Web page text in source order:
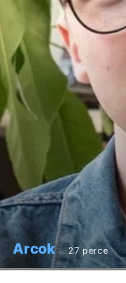
Arcok 27 perce